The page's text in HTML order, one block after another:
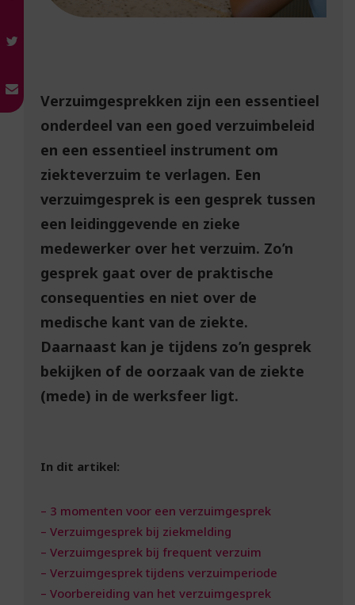
Verzuimgesprekken zijn een essentieel
onderdeel van een goed verzuimbeleid
en een essentieel instrument om
ziekteverzuim te verlagen. Een
verzuimgesprek is een gesprek tussen
een leidinggevende en zieke
medewerker over het verzuim. Zo’n
gesprek gaat over de praktische
consequenties en niet over de
medische kant van de ziekte.
Daarnaast kan je tijdens zo’n gesprek
bekijken of de oorzaak van de ziekte
(mede) in de werksfeer ligt.
In dit artikel:
– 3 momenten voor een verzuimgesprek
– Verzuimgesprek bij ziekmelding
– Verzuimgesprek bij frequent verzuim
– Verzuimgesprek tijdens verzuimperiode
– Voorbereiding van het verzuimgesprek